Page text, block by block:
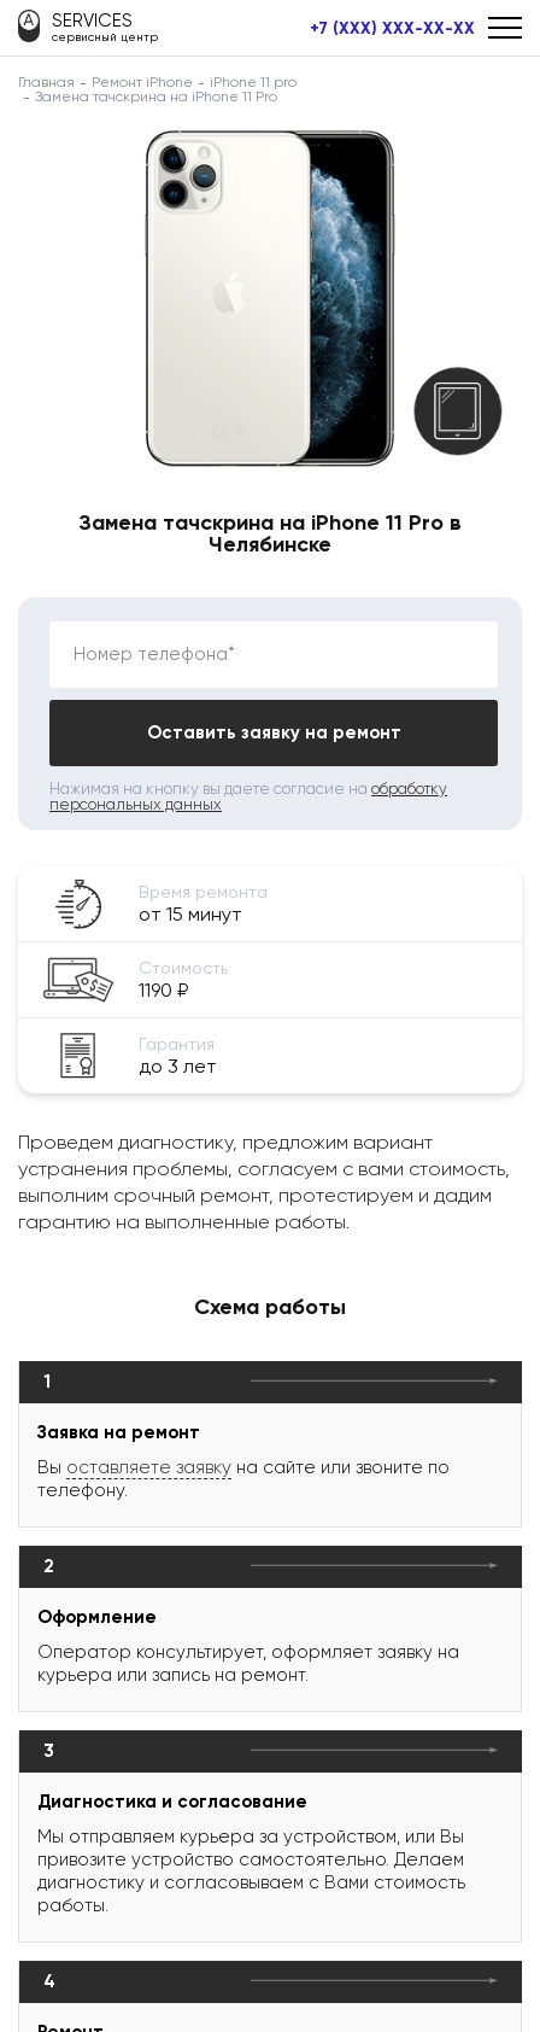
SERVICES
сервисный центр +7 (XXX) XXX-XX-XX
Главная Ремонт iPhone
iPhone 11 pro
Замена тачскрина на iPhone 11 Pro
Замена тачскрина на iPhone 11 Pro в
Челябинске
Номер телефона*
Оставить заявку на ремонт
Нажимая на кнопку вы даете согласие на обработку
персональных данных
Время ремонта
от 15 минут
Стоимость
1190 ₽
Гарантия
до 3 лет
Проведем диагностику, предложим вариант
устранения проблемы, согласуем с вами стоимость,
выполним срочный ремонт, протестируем и дадим
гарантию на выполненные работы.
Схема работы
1
Заявка на ремонт
Вы оставляете заявку на сайте или звоните по
телефону.
2
Оформление
Оператор консультирует, оформляет заявку на
курьера или запись на ремонт.
3
Диагностика и согласование
Мы отправляем курьера за устройством, или Вы
привозите устройство самостоятельно. Делаем
диагностику и согласовываем с Вами стоимость
работы.
4